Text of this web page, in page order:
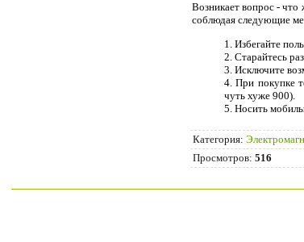
Возникает вопрос -
соблюдая следующие
Избегайте
Старайтесь
Исключите
При покупке
чуть хуже 900).
Носить
Категория:
Просмотров: 516